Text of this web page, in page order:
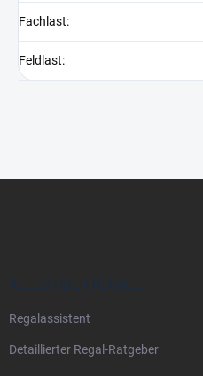
Fachlast:
Feldlast:
ALLES ÜBER REGALE
Regalassistent
Detaillierter Regal-Ratgeber